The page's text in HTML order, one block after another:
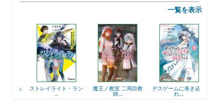
一覧を表示
ストレイライト・ラン
...
魔王ノ教室 二周目教
師...
デスゲームに巻き込ま
れ...